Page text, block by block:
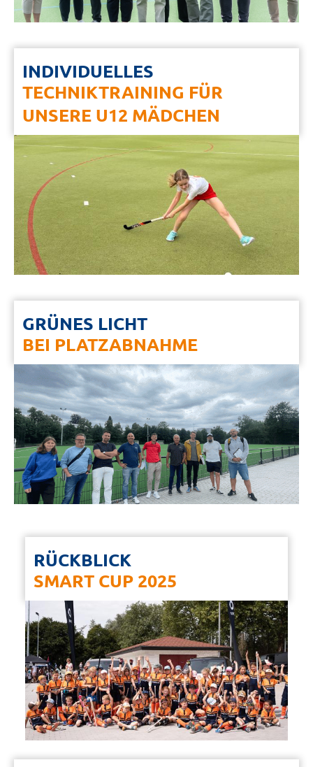
INDIVIDUELLES
TECHNIKTRAINING FÜR
UNSERE U12 MÄDCHEN
GRÜNES LICHT
BEI PLATZABNAHME
RÜCKBLICK
SMART CUP 2025